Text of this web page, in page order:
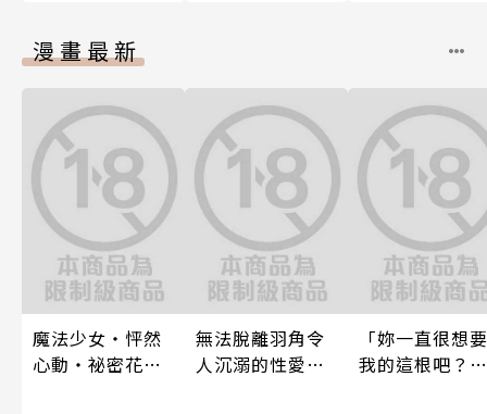
漫畫最新
魔法少女・怦然
心動・祕密花招
無法脫離羽角令
人沉溺的性愛～
「妳一直很想要
我的這根吧？」